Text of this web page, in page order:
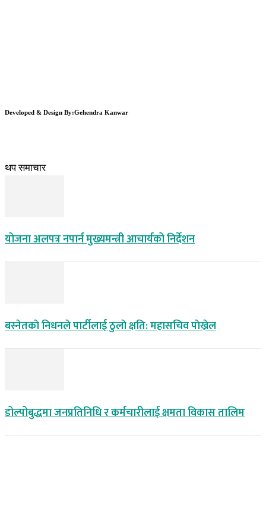
Developed & Design By:Gehendra Kanwar
थप समाचार
योजना अलपत्र नपार्न मुख्यमन्त्री आचार्यको निर्देशन
बस्नेतकाे निधनले पार्टीलाई ठुलाे क्षति: महासचिव पाेख्रेल
डोल्पोबुद्धमा जनप्रतिनिधि र कर्मचारीलाई क्षमता विकास तालिम